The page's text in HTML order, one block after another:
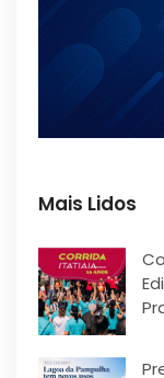
Mais Lidos